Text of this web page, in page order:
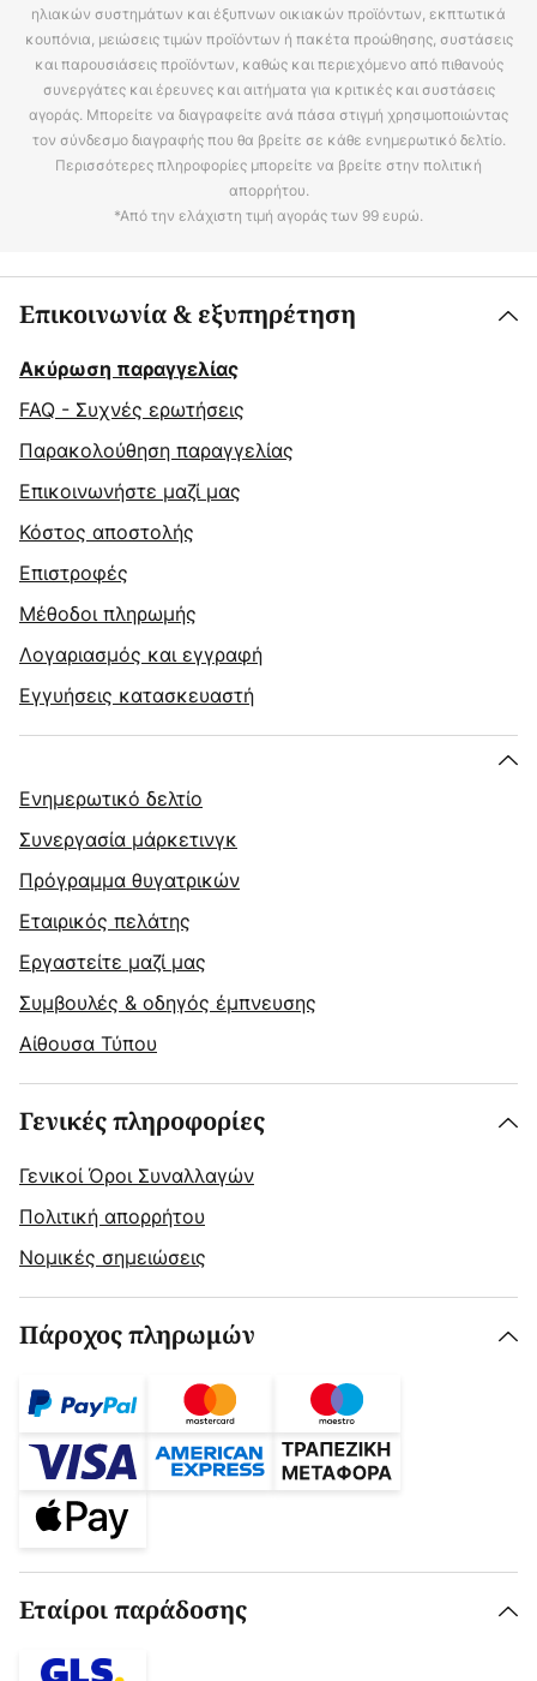
ηλιακών συστημάτων και έξυπνων οικιακών προϊόντων, εκπτωτικά
κουπόνια, μειώσεις τιμών προϊόντων ή πακέτα προώθησης, συστάσεις
και παρουσιάσεις προϊόντων, καθώς και περιεχόμενο από πιθανούς
συνεργάτες και έρευνες και αιτήματα για κριτικές και συστάσεις
αγοράς. Μπορείτε να διαγραφείτε ανά πάσα στιγμή χρησιμοποιώντας
τον σύνδεσμο διαγραφής που θα βρείτε σε κάθε ενημερωτικό δελτίο.
Περισσότερες πληροφορίες μπορείτε να βρείτε στην πολιτική
απορρήτου.
*Από την ελάχιστη τιμή αγοράς των 99 ευρώ.
Επικοινωνία & εξυπηρέτηση
Ακύρωση παραγγελίας
FAQ - Συχνές ερωτήσεις
Παρακολούθηση παραγγελίας
Επικοινωνήστε μαζί μας
Κόστος αποστολής
Επιστροφές
Μέθοδοι πληρωμής
Λογαριασμός και εγγραφή
Εγγυήσεις κατασκευαστή
Ενημερωτικό δελτίο
Συνεργασία μάρκετινγκ
Πρόγραμμα θυγατρικών
Εταιρικός πελάτης
Εργαστείτε μαζί μας
Συμβουλές & οδηγός έμπνευσης
Αίθουσα Τύπου
Γενικές πληροφορίες
Γενικοί Όροι Συναλλαγών
Πολιτική απορρήτου
Νομικές σημειώσεις
Πάροχος πληρωμών
Εταίροι παράδοσης